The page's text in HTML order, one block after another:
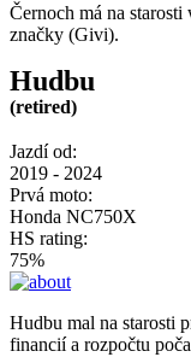
Černoch má na
značky (Givi).
Hudbu
(retired)
Jazdí od:
2019 - 2024
Prvá moto:
Honda NC750X
HS rating:
75%
Hudbu mal na starosti
financií a rozpočtu